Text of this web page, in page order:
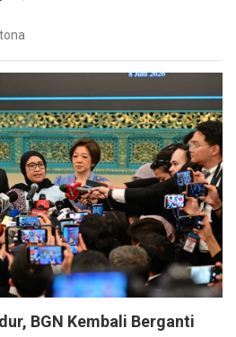
BGN Kembali Berganti